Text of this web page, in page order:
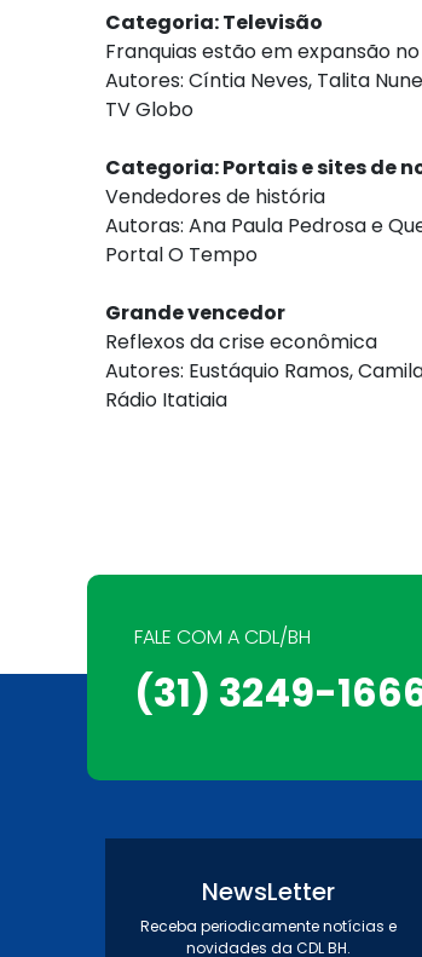
Categoria: Televisão
Franquias estão em expansão
Autores: Cíntia Neves, Talita
TV Globo
Categoria: Portais e sites de
Vendedores de história
Autoras: Ana Paula Pedrosa e
Portal O Tempo
Grande vencedor
Reflexos da crise econômica
Autores: Eustáquio Ramos,
Rádio Itatiaia
FALE COM A CDL/BH
(31) 3249-
NewsLetter
Receba periodicamente notícias e
novidades da CDL BH.